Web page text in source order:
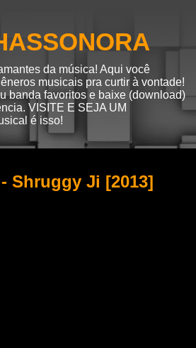
da música! Aqui você
musicais pra curtir à vontade!
banda favoritos e baixe (download)
VISITE E SEJA UM
é isso!
Shruggy Ji [2013]